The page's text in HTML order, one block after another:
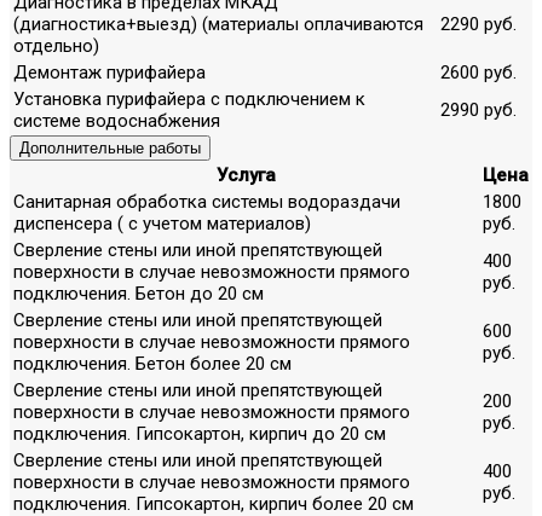
(диагностика+выезд) (материалы оплачиваются
отдельно)
2290 руб.
Демонтаж пурифайера
2600 руб.
Установка пурифайера с подключением к
системе водоснабжения
2990 руб.
Дополнительные работы
Услуга
Цена
Санитарная обработка системы водораздачи
диспенсера ( с учетом материалов)
1800
руб.
Сверление стены или иной препятствующей
поверхности в случае невозможности прямого
подключения. Бетон до 20 см
400
руб.
Сверление стены или иной препятствующей
поверхности в случае невозможности прямого
подключения. Бетон более 20 см
600
руб.
Сверление стены или иной препятствующей
поверхности в случае невозможности прямого
подключения. Гипсокартон, кирпич до 20 см
200
руб.
Сверление стены или иной препятствующей
поверхности в случае невозможности прямого
подключения. Гипсокартон, кирпич более 20 см
400
руб.